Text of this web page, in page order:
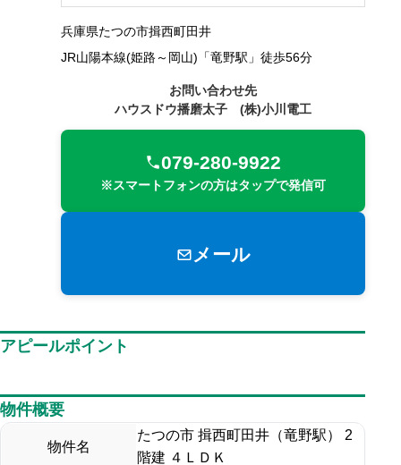
兵庫県たつの市揖西町田井
JR山陽本線(姫路～岡山)「竜野駅」徒歩56分
お問い合わせ先
ハウスドウ播磨太子 (株)小川電工
079-280-9922
※スマートフォンの方はタップで発信可
メール
アピールポイント
物件概要
物件名
たつの市 揖西町田井（竜野駅） 2
階建 ４ＬＤＫ